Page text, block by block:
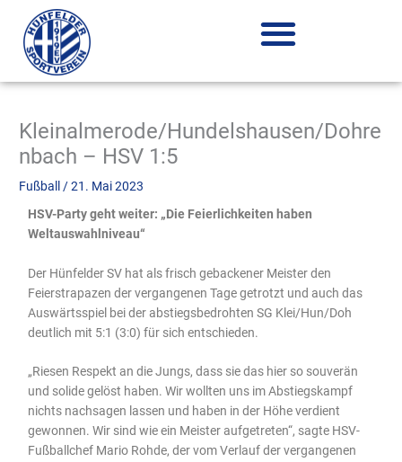
Inhalt
springen
Kleinalmerode/Hundelshausen/Dohre
nbach – HSV 1:5
Fußball /21. Mai 2023
HSV-Party geht weiter: „Die Feierlichkeiten haben
Weltauswahlniveau“
Der Hünfelder SV hat als frisch gebackener Meister den
Feierstrapazen der vergangenen Tage getrotzt und auch das
Auswärtsspiel bei der abstiegsbedrohten SG Klei/Hun/Doh
deutlich mit 5:1 (3:0) für sich entschieden.
„Riesen Respekt an die Jungs, dass sie das hier so souverän
und solide gelöst haben. Wir wollten uns im Abstiegskampf
nichts nachsagen lassen und haben in der Höhe verdient
gewonnen. Wir sind wie ein Meister aufgetreten“, sagte HSV-
Fußballchef Mario Rohde, der vom Verlauf der vergangenen